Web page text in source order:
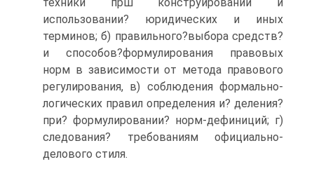
использовании? юридических и иных
терминов; б) правильного?выбора средств?
и способов?формулирования правовых
норм в зависимости от метода правового
регулирования, в) соблюдения формально-
логических правил определения и? деления?
при? формулировании? норм-дефиниций; г)
следования? требованиям официально-
делового стиля.